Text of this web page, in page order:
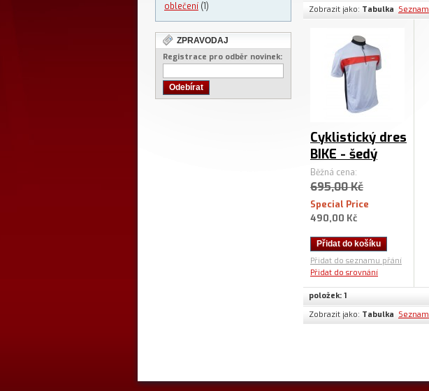
Zobrazit jako: Tabulka Seznam
Cyklistický dres
BIKE - šedý
Běžná cena:
695,00 Kč
Special Price
490,00 Kč
Přidat do košíku
Přidat do seznamu přání
Přidat do srovnání
položek: 1
Zobrazit jako: Tabulka Seznam
oblečení (1)
ZPRAVODAJ
Registrace pro odběr novinek:
Odebírat